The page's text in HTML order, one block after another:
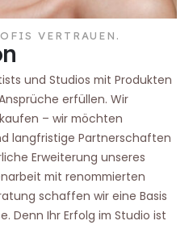
VERTRAUEN.
und Studios mit Produkten
erfüllen. Wir
– wir möchten
langfristige Partnerschaften
Erweiterung unseres
mit renommierten
schaffen wir eine Basis
Denn Ihr Erfolg im Studio ist